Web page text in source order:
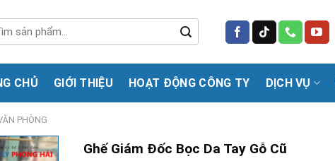
CHỦ GIỚI THIỆU HOẠT ĐỘNG CÔNG TY DỊCH VỤ
PHÒNG
Ghế Giám Đốc Bọc Da Tay Gỗ Cũ